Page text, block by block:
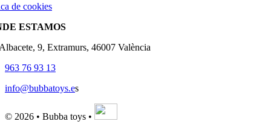
de cookies
ESTAMOS
9, Extramurs, 46007 València
963 76 93 13
info@bubbatoys.es
© 2026 • Bubba toys •